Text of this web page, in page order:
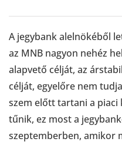
A jegybank alelnökéből
az MNB nagyon nehéz
alapvető célját, az
célját, egyelőre nem
szem előtt tartani a piaci
tűnik, ez most a
szeptemberben, amikor